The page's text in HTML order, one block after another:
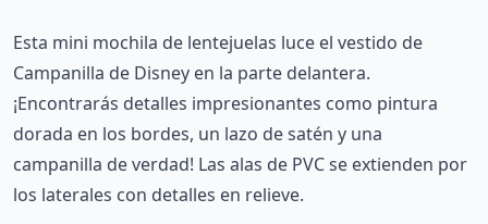
Esta mini mochila de lentejuelas luce el vestido de
Campanilla de Disney en la parte delantera.
¡Encontrarás detalles impresionantes como pintura
dorada en los bordes, un lazo de satén y una
campanilla de verdad! Las alas de PVC se extienden por
los laterales con detalles en relieve.